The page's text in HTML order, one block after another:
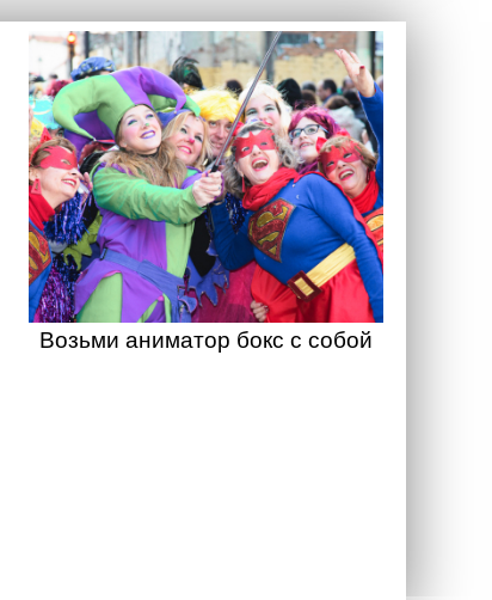
Возьми аниматор бокс с собой